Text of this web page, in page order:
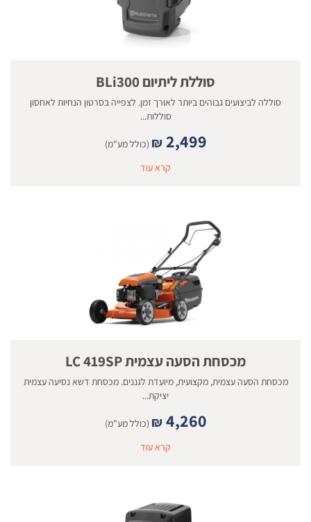
סוללת ליתיום BLi300
סוללה לביצועים גבוהים ביותר לאורך זמן. לצפייה בסרטון הנחיות לאחסון
סוללות...
₪ 2,499
(כולל מע"מ)
קרא עוד
מכסחת הסעה עצמית LC 419SP
מכסחת הסעה עצמית, מקצועית, מיועדת לגננים. מכסחת דשא נסיעה עצמית
יציקת...
₪ 4,260
(כולל מע"מ)
קרא עוד